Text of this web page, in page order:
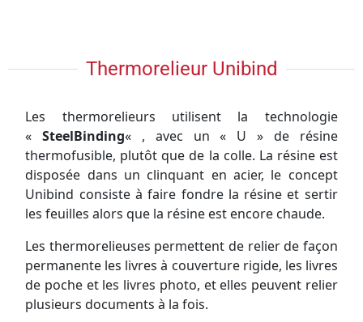
Thermorelieur Unibind
Les thermorelieurs
utilisent la technologie
«SteelBinding« , avec un « U » de résine
thermofusible, plutôt que de la colle. La résine est
disposée dans un clinquant en acier, le concept
Unibind consiste à faire fondre la résine et sertir
les feuilles alors que la résine est encore chaude.
Les thermorelieuses permettent de relier de façon
permanente les livres à couverture rigide, les livres
de poche et les livres photo, et elles peuvent relier
plusieurs documents à la fois.